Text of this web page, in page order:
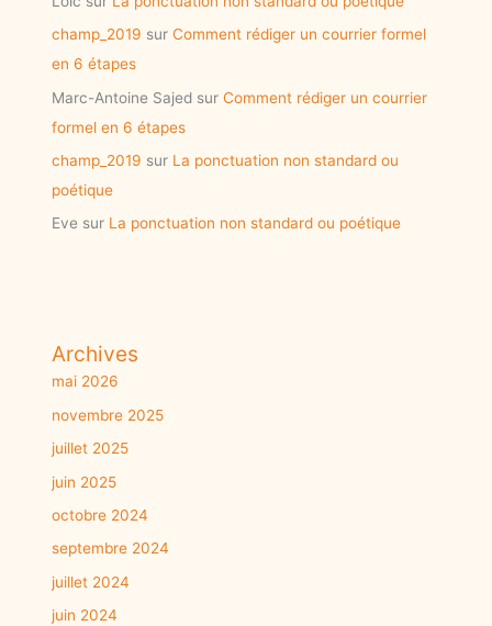
champ_2019 surComment rédiger un courrier formel
en 6 étapes
Marc-Antoine Sajed surComment rédiger un courrier
formel en 6 étapes
champ_2019 sur La ponctuation non standard ou
poétique
Eve sur La ponctuation non standard ou poétique
Archives
mai 2026
novembre 2025
juillet 2025
juin 2025
octobre 2024
septembre 2024
juillet 2024
juin 2024